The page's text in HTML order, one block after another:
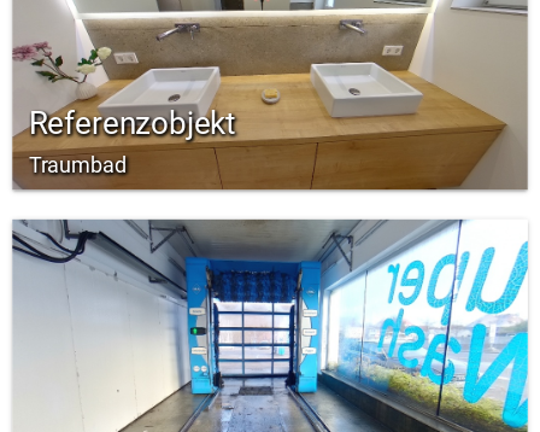
Referenzobjekt
Traumbad